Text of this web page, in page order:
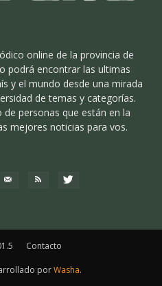
online de la provincia de
podrá encontrar las ultimas
y el mundo desde una mirada
de temas y categorías.
personas que están en la
mejores noticias para vos.
Contacto
porWasha.